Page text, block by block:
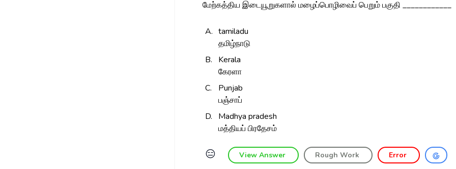
மேற்கத்திய இடையூறுகளால் மழைப்பொழிவைப் பெறும் பகுதி ____________
A. tamiladu
தமிழ்நாடு
B.
Kerala
கேரளா
C.
Punjab
பஞ்சாப்
D.
Madhya pradesh
மத்தியப் பிரதேசம்
😑 View Answer Rough Work Error